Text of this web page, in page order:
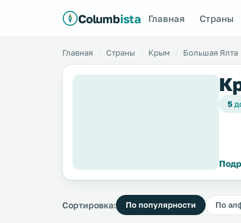
Columbista Главная Страны
Главная Страны Крым Большая Ялта
5
Сортировка: По популярности По